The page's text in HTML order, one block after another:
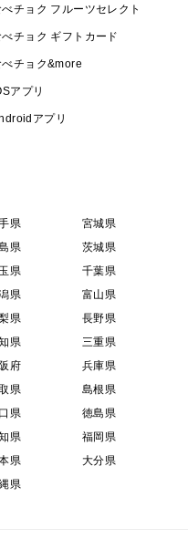
べチョク フルーツセレクト
べチョク ギフトカード
べチョク&more
アプリ
アプリ
県
宮城県
県
茨城県
県
千葉県
県
富山県
県
長野県
県
三重県
府
兵庫県
県
島根県
県
徳島県
県
福岡県
県
大分県
県